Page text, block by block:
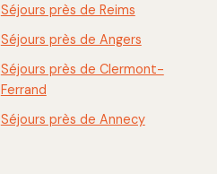
Séjours près de Reims
Séjours près de Angers
Séjours près de Clermont-
Ferrand
Séjours près de Annecy